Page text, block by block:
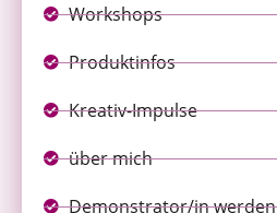
Workshops
Produktinfos
Kreativ-Impulse
über mich
Demonstrator/in werden